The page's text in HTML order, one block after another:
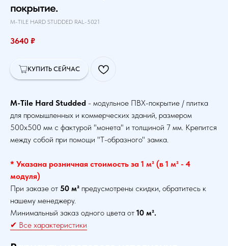
покрытие.
M-TILE HARD STUDDED RAL-5021
3640 ₽
КУПИТЬ СЕЙЧАС
M-Tile Hard Studded - модульное ПВХ-покрытие / плитка
для промышленных и коммерческих зданий, размером
500х500 мм с фактурой "монета" и толщиной 7 мм. Крепится
между собой при помощи "Т-образного" замка.
* Указана розничная стоимость за 1 м² (в 1 м² - 4
модуля)
При заказе от 50 м² предусмотрены скидки, обратитесь к
нашему менеджеру.
Минимальный заказ одного цвета от 10 м².
✔ Все характеристики